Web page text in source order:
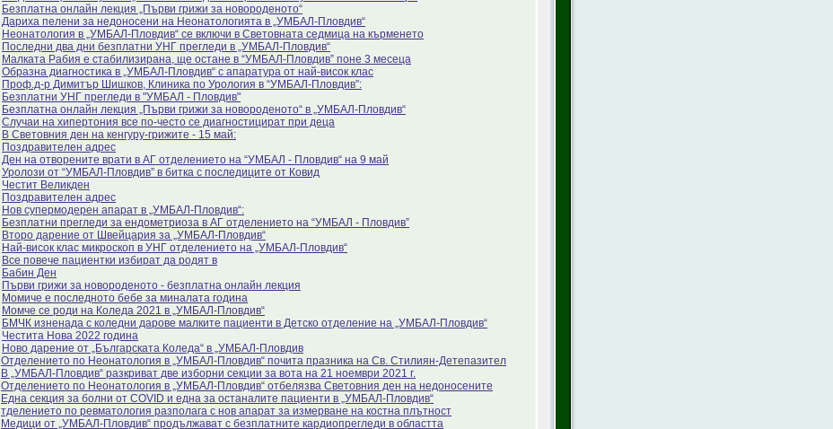
Безплатна онлайн лекция „Първи грижи за новороденото“
Дариха пелени за недоносени на Неонатологията в „УМБАЛ-Пловдив“
Неонатология в „УМБАЛ-Пловдив“ се включи в Световната седмица на кърменето
Последни два дни безплатни УНГ прегледи в „УМБАЛ-Пловдив“
Малката Рабия е стабилизирана, ще остане в “УМБАЛ-Пловдив” поне 3 месеца
Образна диагностика в „УМБАЛ-Пловдив“ с апаратура от най-висок клас
Проф.д-р Димитър Шишков, Клиника по Урология в “УМБАЛ-Пловдив”:
Безплатни УНГ прегледи в "УМБАЛ - Пловдив"
Безплатна онлайн лекция „Първи грижи за новороденото“ в „УМБАЛ-Пловдив“
Случаи на хипертония все по-често се диагностицират при деца
В Световния ден на кенгуру-грижите - 15 май:
Поздравителен адрес
Ден на отворените врати в АГ отделението на “УМБАЛ - Пловдив“ на 9 май
Уролози от “УМБАЛ-Пловдив” в битка с последиците от Ковид
Честит Великден
Поздравителен адрес
Нов супермодерен апарат в „УМБАЛ-Пловдив“:
Безплатни прегледи за ендометриоза в АГ отделението на “УМБАЛ - Пловдив”
Второ дарение от Швейцария за „УМБАЛ-Пловдив“
Най-висок клас микроскоп в УНГ отделението на „УМБАЛ-Пловдив“
Все повече пациентки избират да родят в
Бабин Ден
Първи грижи за новороденото - безплатна онлайн лекция
Момиче е последното бебе за миналата година
Момче се роди на Коледа 2021 в „УМБАЛ-Пловдив“
БМЧК изненада с коледни дарове малките пациенти в Детско отделение на „УМБАЛ-Пловдив“
Честита Нова 2022 година
Ново дарение от „Българската Коледа“ в „УМБАЛ-Пловдив
Отделението по Неонатология в „УМБАЛ-Пловдив“ почита празника на Св. Стилиян-Детепазител
В „УМБАЛ-Пловдив“ разкриват две изборни секции за вота на 21 ноември 2021 г.
Отделението по Неонатология в „УМБАЛ-Пловдив“ отбелязва Световния ден на недоносените
Една секция за болни от COVID и една за останалите пациенти в „УМБАЛ-Пловдив“
тделението по ревматология разполага с нов апарат за измерване на костна плътност
Медици от „УМБАЛ-Пловдив“ продължават с безплатните кардиопрегледи в областта